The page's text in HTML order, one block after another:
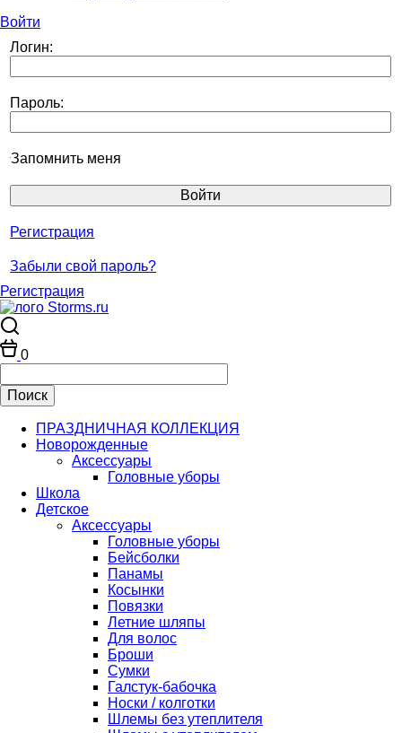
Войти
Логин:
Пароль:
Запомнить меня
Регистрация
Забыли свой пароль?
Регистрация
0
ПРАЗДНИЧНАЯ КОЛЛЕКЦИЯ
Новорожденные
Аксессуары
Головные уборы
Школа
Детское
Аксессуары
Головные уборы
Бейсболки
Панамы
Косынки
Повязки
Летние шляпы
Для волос
Броши
Сумки
Галстук-бабочка
Носки / колготки
Шлемы без утеплителя